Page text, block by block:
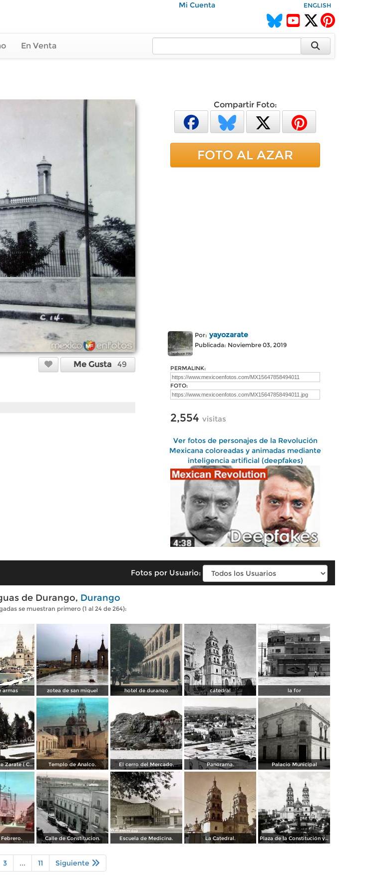
Mi Cuenta ENGLISH
En Venta
Me Gusta 49
Compartir Foto:
FOTO AL AZAR
Por: yayozarate
Publicada: Noviembre 03, 2019
PERMALINK:
FOTO:
2,554 visitas
Ver fotos de personajes de la Revolución
Mexicana coloreadas y animadas mediante
inteligencia artificial (deepfakes)
Fotos por Usuario:
de Durango, Durango
se muestran primero (1 al 24 de 264):
armas zotea de san miguel hotel de durango catedral la for
Parque Ortiz de Zarate ( Circulada el 21 de Marzo de 1937 ). Templo de Analco. El cerro del Mercado. Panorama. Palacio Municipal
Calle de Constitucion. Escuela de Medicina. La Catedral. Plaza de la Constitución y Catedral de Durango
3 ... 11 Siguiente